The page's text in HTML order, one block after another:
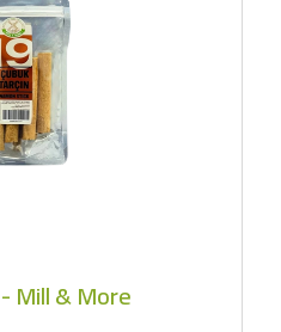
Mill & More